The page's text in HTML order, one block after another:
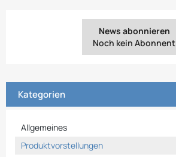
News abonnieren
Noch kein Abonnent
Kategorien
Allgemeines
Produktvorstellungen